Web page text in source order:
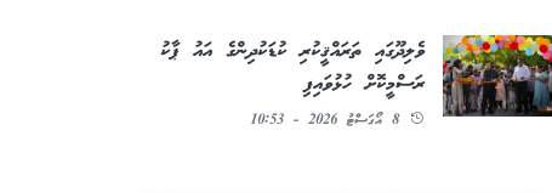
ވެލިދޫގައި ތަރައްޤީކުރި ކުޑަކުދިންގެ އައު ޕާކު
ރަސްމީކޮށް ހުޅުވައިފި
8 އޯގަސްޓު 2026 - 10:53